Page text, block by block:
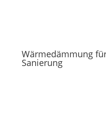
Wärmedämmung
Sanierung